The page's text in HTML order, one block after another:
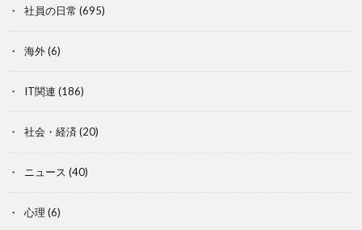
社員の日常 (695)
海外(6)
IT関連 (186)
社会・経済 (20)
ニュース (40)
心理 (6)